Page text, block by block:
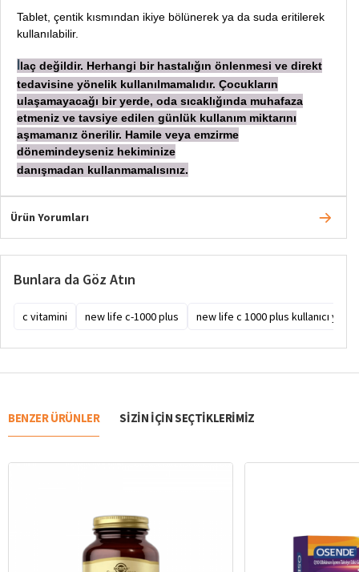
Tablet, çentik kısmından ikiye bölünerek ya da suda eritilerek
kullanılabilir.
İlaç değildir. Herhangi bir hastalığın önlenmesi ve direkt
tedavisine yönelik kullanılmamalıdır. Çocukların
ulaşamayacağı bir yerde, oda sıcaklığında muhafaza
etmeniz ve tavsiye edilen günlük kullanım miktarını
aşmamanız önerilir. Hamile veya emzirme
dönemindeyseniz hekiminize
danışmadan kullanmamalısınız.
Ürün Yorumları
Bunlara da Göz Atın
c vitamini new life c-1000 plus new life c 1000 plus kullanıcı
BENZER ÜRÜNLER SIZIN IÇIN SEÇTIKLERIMIZ